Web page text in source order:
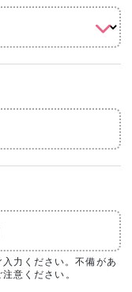
入力ください。不備があ
意ください。